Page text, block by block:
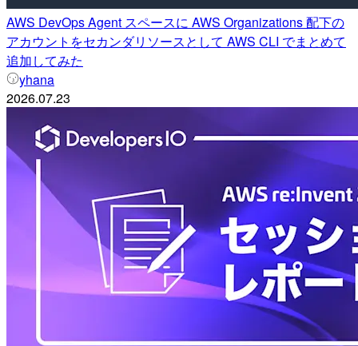
AWS DevOps Agent スペースに AWS Organizations 配下の
アカウントをセカンダリソースとして AWS CLI でまとめて
追加してみた
yhana
2026.07.23